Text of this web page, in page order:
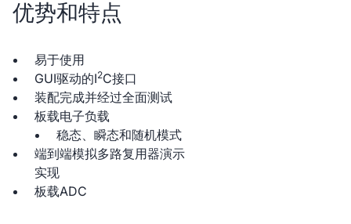
优势和特点
易于使用
GUI驱动的I2C接口
装配完成并经过全面测试
板载电子负载
稳态、瞬态和随机模式
端到端模拟多路复用器演示
实现
板载ADC